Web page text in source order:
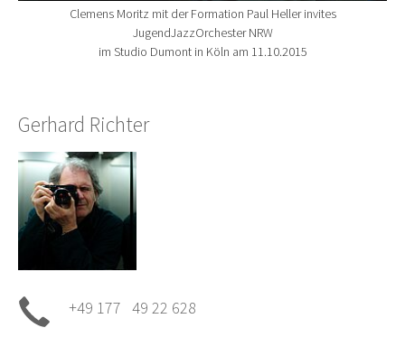
Clemens Moritz mit der Formation Paul Heller invites
JugendJazzOrchester NRW
im Studio Dumont in Köln am 11.10.2015
Gerhard Richter
+49 177 49 22 628